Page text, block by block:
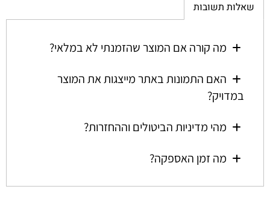
שאלות תשובות
מה קורה אם המוצר שהזמנתי לא במלאי?
האם התמונות באתר מייצגות את המוצר
במדויק?
מהי מדיניות הביטולים וההחזרות?
מה זמן האספקה?